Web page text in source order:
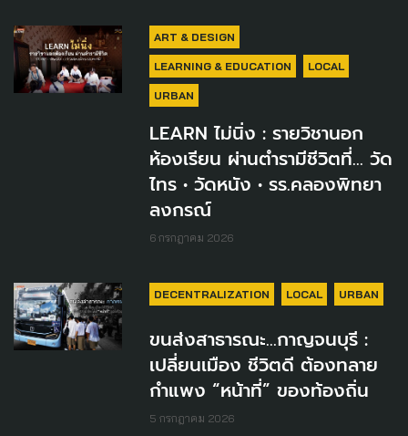
ART & DESIGN
LEARNING & EDUCATION LOCAL
URBAN
LEARN ไม่นิ่ง : รายวิชานอก
ห้องเรียน ผ่านตำรามีชีวิตที่... วัด
ไทร • วัดหนัง • รร.คลองพิทยา
ลงกรณ์
6 กรกฎาคม 2026
DECENTRALIZATION LOCAL URBAN
ขนส่งสาธารณะ...กาญจนบุรี :
เปลี่ยนเมือง ชีวิตดี ต้องทลาย
กำแพง “หน้าที่” ของท้องถิ่น
5 กรกฎาคม 2026